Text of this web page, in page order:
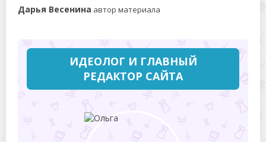
Дарья Весенина автор материала
ИДЕОЛОГ И ГЛАВНЫЙ
РЕДАКТОР САЙТА